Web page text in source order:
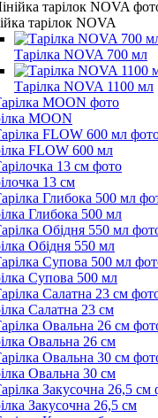
тарілок NOVA
Тарілка NOVA 700 мл
Тарілка NOVA 1100 мл
MOON
FLOW 600 мл
13 см
Глибока 500 мл
Обідня 550 мл
Супова 500 мл
Салатна 23 см
Овальна 26 см
Овальна 30 см
Закусочна 26,5 см